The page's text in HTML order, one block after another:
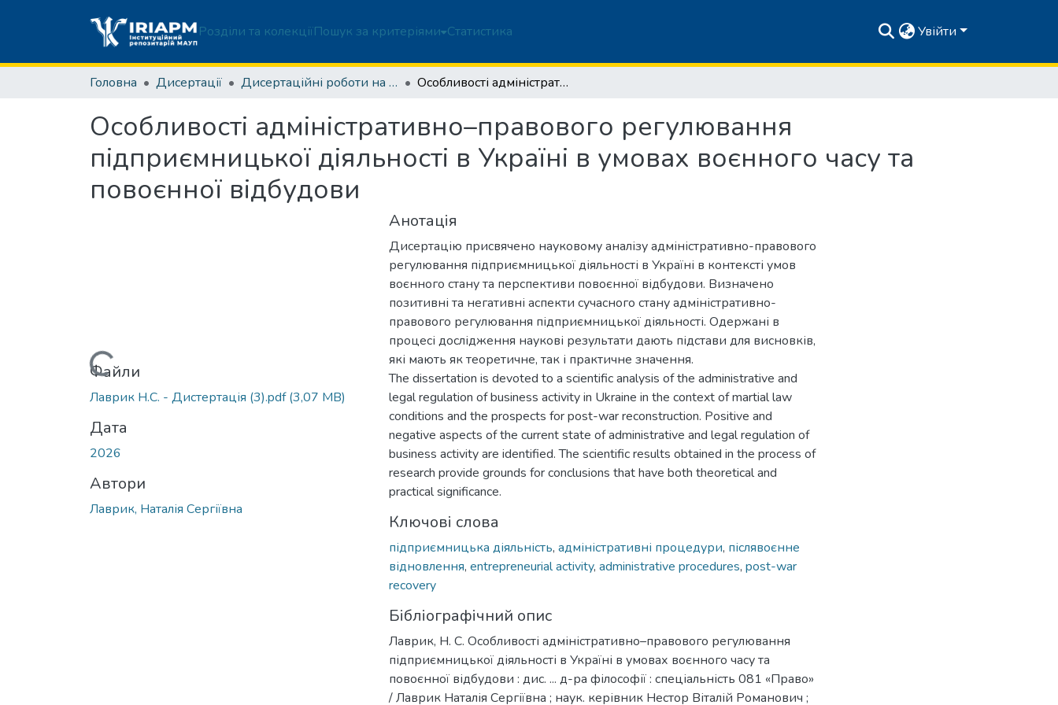
Розділи та колекціїПошук за критеріями Статистика Увійти
Головна Дисертації Дисертаційні роботи на здобуття ступеня доктора філософії Особливості адміністративно–правового регулювання підприємницької діяльності в Україні в умовах воєнного часу та повоєнної відбудови
Особливості адміністративно–правового регулювання
підприємницької діяльності в Україні в умовах воєнного часу та
повоєнної відбудови
Вантажиться...
Файли
Лаврик Н.С. - Дистертація (3).pdf(3,07 MB)
Дата
2026
Автори
Лаврик, Наталія Сергіївна
Анотація
Дисертацію присвячено науковому аналізу адміністративно-правового
регулювання підприємницької діяльності в Україні в контексті умов
воєнного стану та перспективи повоєнної відбудови. Визначено
позитивні та негативні аспекти сучасного стану адміністративно-
правового регулювання підприємницької діяльності. Одержані в
процесі дослідження наукові результати дають підстави для висновків,
які мають як теоретичне, так і практичне значення.
The dissertation is devoted to a scientific analysis of the administrative and
legal regulation of business activity in Ukraine in the context of martial law
conditions and the prospects for post-war reconstruction. Positive and
negative aspects of the current state of administrative and legal regulation of
business activity are identified. The scientific results obtained in the process of
research provide grounds for conclusions that have both theoretical and
practical significance.
Ключові слова
підприємницька діяльність, адміністративні процедури, післявоєнне
відновлення, entrepreneurial activity, administrative procedures, post-war
recovery
Бібліографічний опис
Лаврик, Н. С. Особливості адміністративно–правового регулювання
підприємницької діяльності в Україні в умовах воєнного часу та
повоєнної відбудови : дис. ... д-ра філософії : спеціальність 081 «Право»
/ Лаврик Наталія Сергіївна ; наук. керівник Нестор Віталій Романович ;